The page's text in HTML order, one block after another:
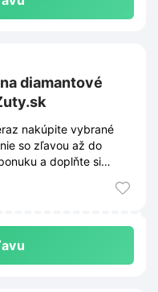
diamantové
nakúpite vybrané
so zľavou až do
a doplňte si